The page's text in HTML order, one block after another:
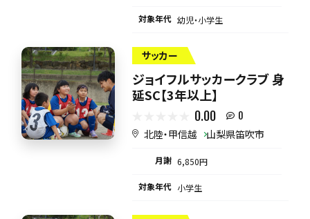
対象年代 幼児・小学生
サッカー
ジョイフルサッカークラブ 身
延SC【3年以上】
0.00 0
北陸・甲信越 山梨県笛吹市
月謝 6,850円
対象年代 小学生